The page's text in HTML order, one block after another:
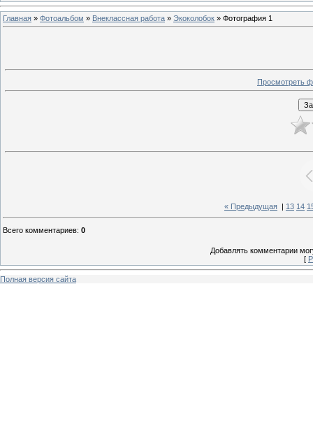
Главная » Фотоальбом » Внеклассная работа » Экоколобок » Фотография 1
Просмотреть
« Предыдущая 13 14
Всего комментариев: 0
Добавлять комментарии
[
Полная версия сайта